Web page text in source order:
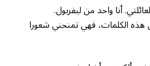
أنا واحد من ليفربول.
هذه الكلمات، فهي تمنحني شعورا